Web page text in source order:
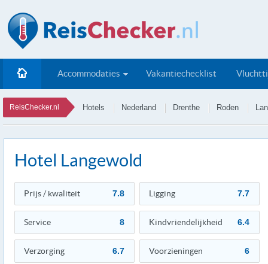
Accommodaties Vakantiechecklist
ReisChecker.nl Hotels Nederland Drenthe Roden
Hotel Langewold
Prijs / kwaliteit 7.8 Ligging 7.7
Service 8 Kindvriendelijkheid 6.4
Verzorging 6.7 Voorzieningen 6